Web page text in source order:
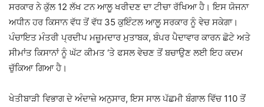
ਸਰਕਾਰ ਨੇ ਕੁੱਲ 12 ਲੱਖ ਟਨ ਆਲੂ ਖਰੀਦਣ ਦਾ ਟੀਚਾ ਰੱਖਿਆ ਹੈ। ਇਸ ਯੋਜਨਾ
ਅਧੀਨ ਹਰ ਕਿਸਾਨ ਵੱਧ ਤੋਂ ਵੱਧ 35 ਕੁਇੰਟਲ ਆਲੂ ਸਰਕਾਰ ਨੂੰ ਵੇਚ ਸਕੇਗਾ।
ਪੰਚਾਇਤ ਮੰਤਰੀ ਪ੍ਰਦੀਪ ਮਜ਼ੂਮਦਾਰ ਮੁਤਾਬਕ, ਬੰਪਰ ਪੈਦਾਵਾਰ ਕਾਰਨ ਛੋਟੇ ਅਤੇ
ਸੀਮਾਂਤ ਕਿਸਾਨਾਂ ਨੂੰ ਘੱਟ ਕੀਮਤ ‘ਤੇ ਫਸਲ ਵੇਚਣ ਤੋਂ ਬਚਾਉਣ ਲਈ ਇਹ ਕਦਮ
ਚੁੱਕਿਆ ਗਿਆ ਹੈ।
ਖੇਤੀਬਾੜੀ ਵਿਭਾਗ ਦੇ ਅੰਦਾਜ਼ੇ ਅਨੁਸਾਰ, ਇਸ ਸਾਲ ਪੱਛਮੀ ਬੰਗਾਲ ਵਿੱਚ 110 ਤੋਂ